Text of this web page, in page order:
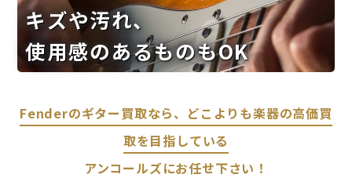
キズや汚れ、
使用感のあるものもOK
Fenderのギター買取なら、どこよりも楽器の高価買
取を目指している
アンコールズにお任せ下さい！